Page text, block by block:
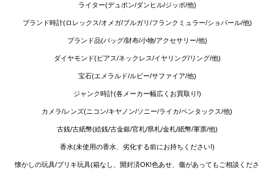
ライター(デュポン/ダンヒル/ジッポ/他)
ブランド時計(ロレックス/オメガ/ブルガリ/フランクミュラー/ショパール/他)
ブランド品(バッグ/財布/小物/アクセサリー/他)
ダイヤモンド(ピアス/ネックレス/イヤリング/リング/他)
宝石(エメラルド/ルビー/サファイア/他)
ジャンク時計(各メーカー幅広くお買取り!)
カメラ/レンズ(ニコン/キヤノン/ソニー/ライカ/ペンタックス/他)
古銭/古紙幣(絵銭/古金銀/官札/県札/金札/紙幣/軍票/他)
香水(未使用の香水、劣化する前にお持ちください!)
懐かしの玩具/ブリキ玩具(箱なし、開封済OK!色あせ、傷があってもご相談くださ